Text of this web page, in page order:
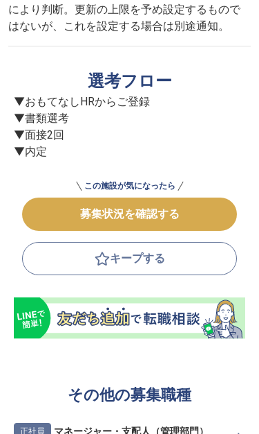
により判断。更新の上限を予め設定するもので
はないが、これを設定する場合は別途通知。
選考フロー
▼おもてなしHRからご登録
▼書類選考
▼面接2回
▼内定
この施設が気になったら
募集状況を確認する
キープする
その他の募集職種
正社員 マネージャー・支配人（管理部門）